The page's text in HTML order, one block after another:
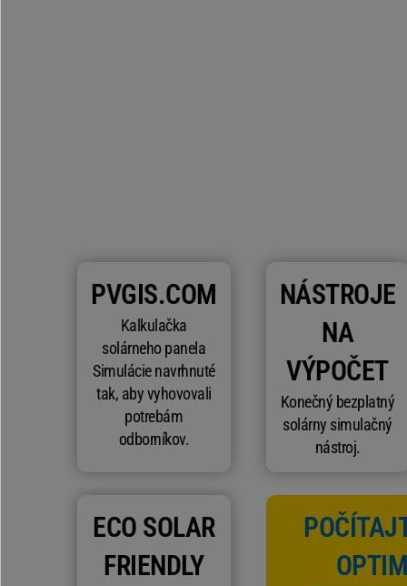
PVGIS.COM
Kalkulačka
solárneho panela
Simulácie navrhnuté
tak, aby vyhovovali
potrebám
odborníkov.
NÁSTROJE
NA
VÝPOČET
Konečný bezplatný
solárny simulačný
nástroj.
ECO SOLAR
FRIENDLY